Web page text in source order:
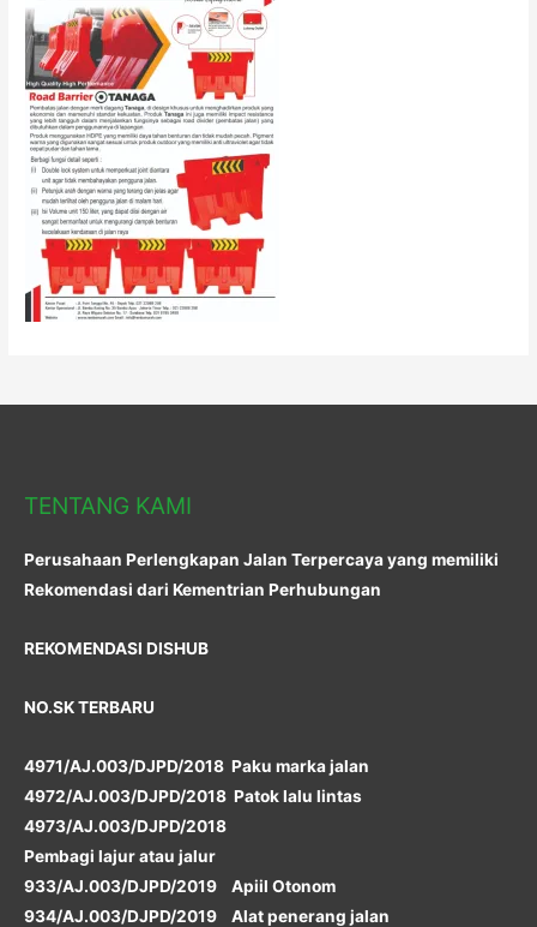
TENTANG KAMI
Perusahaan Perlengkapan Jalan Terpercaya yang memiliki
Rekomendasi dari Kementrian Perhubungan
REKOMENDASI DISHUB
NO.SK TERBARU
4971/AJ.003/DJPD/2018 Paku marka jalan
4972/AJ.003/DJPD/2018 Patok lalu lintas
4973/AJ.003/DJPD/2018
Pembagi lajur atau jalur
933/AJ.003/DJPD/2019 Apiil Otonom
934/AJ.003/DJPD/2019 Alat penerang jalan